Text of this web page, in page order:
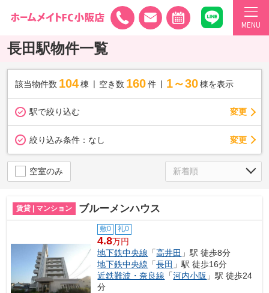
MENU
長田駅物件一覧
該当物件数 104棟 空き数 160 件 1～30 棟を表示
駅で絞り込む 変更
絞り込み条件： なし 変更
空室のみ
賃貸 | マンション ブルーメンハウス
敷0 礼0
4.8万円
地下鉄中央線 「高井田 」駅 徒歩8分
地下鉄中央線 「長田 」駅 徒歩16分
近鉄難波・奈良線 「河内小阪 」駅 徒歩24
分